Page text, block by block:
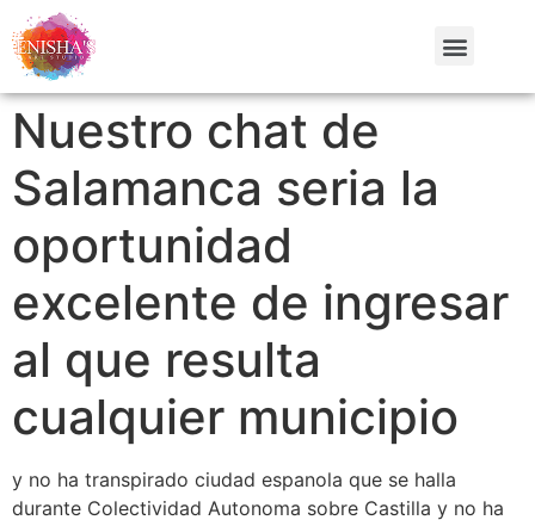
Nuestro chat de
Salamanca seri­a la
oportunidad
excelente de ingresar
al que resulta
cualquier municipio
y no ha transpirado ciudad espanola que se halla
durante Colectividad Autonoma sobre Castilla y no ha